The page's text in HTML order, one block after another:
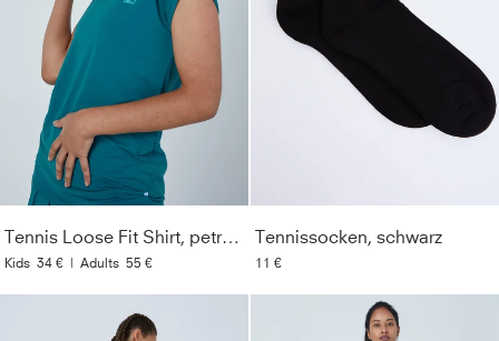
Tennis Loose Fit Shirt, petrol grün
Kids 34 € | Adults 55 €
Tennissocken, schwarz
11 €